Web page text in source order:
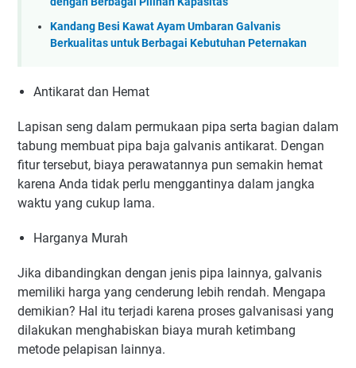
Kandang Besi Kawat Ayam Umbaran Galvanis
Berkualitas untuk Berbagai Kebutuhan Peternakan
Antikarat dan Hemat
Lapisan seng dalam permukaan pipa serta bagian dalam
tabung membuat pipa baja galvanis antikarat. Dengan
fitur tersebut, biaya perawatannya pun semakin hemat
karena Anda tidak perlu menggantinya dalam jangka
waktu yang cukup lama.
Harganya Murah
Jika dibandingkan dengan jenis pipa lainnya, galvanis
memiliki harga yang cenderung lebih rendah. Mengapa
demikian? Hal itu terjadi karena proses galvanisasi yang
dilakukan menghabiskan biaya murah ketimbang
metode pelapisan lainnya.